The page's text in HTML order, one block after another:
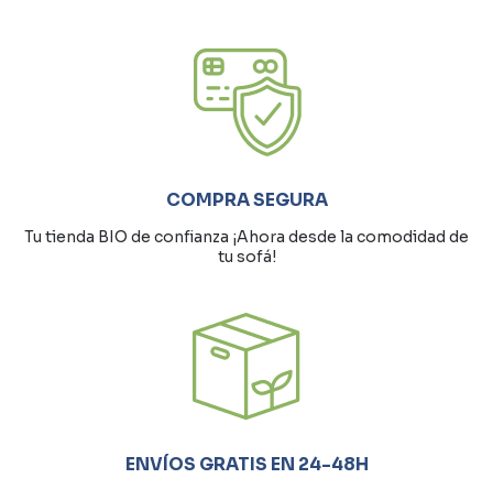
COMPRA SEGURA
Tu tienda BIO de confianza ¡Ahora desde la comodidad de
tu sofá!
ENVÍOS GRATIS EN 24-48H